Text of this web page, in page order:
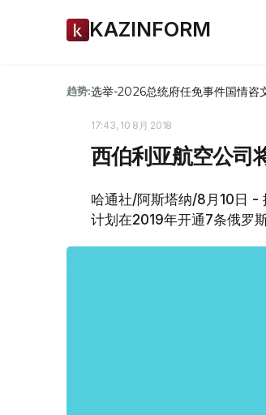
KAZINFORM
趋势:选举-2026总统府任免事件国情咨
17:43, 10 8月 2018
西伯利亚航空公司
哈通社/阿斯塔纳/8月10日 -
计划在2019年开通7条俄罗